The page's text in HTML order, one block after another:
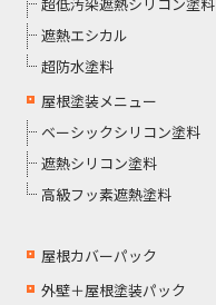
遮熱エシカル
超防水塗料
屋根塗装メニュー
ベーシックシリコン塗料
遮熱シリコン塗料
高級フッ素遮熱塗料
屋根カバーパック
外壁＋屋根塗装パック